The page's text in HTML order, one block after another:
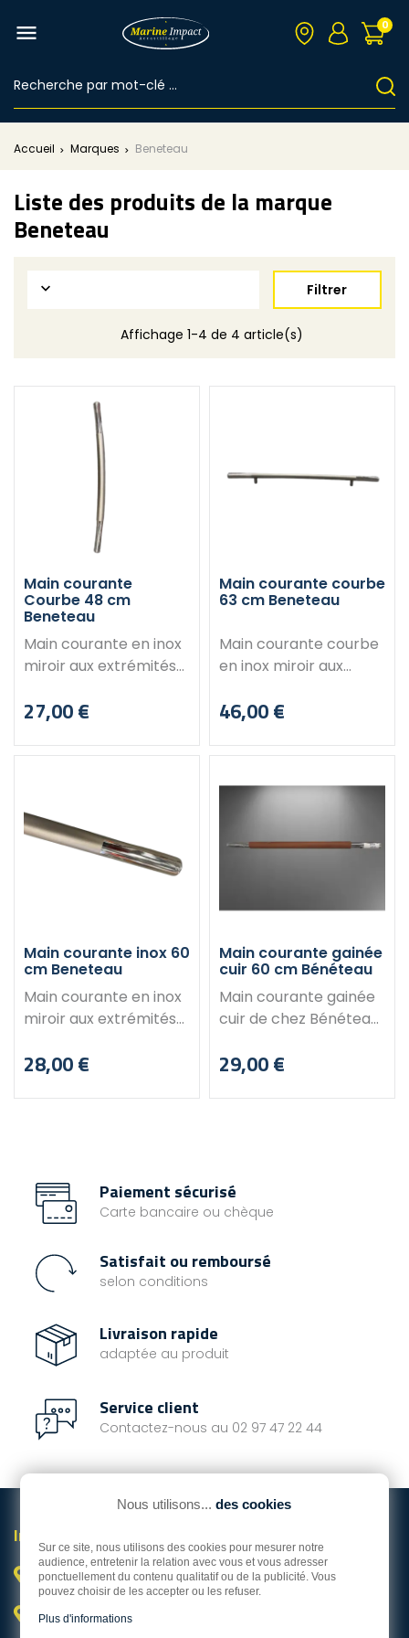
 0
Accueil Marques Beneteau
Liste des produits de la marque
Beneteau
 Filtrer
Affichage 1-4 de 4 article(s)
Main courante
Courbe 48 cm
Beneteau
Main courante en inox
miroir aux extrémités
trous de fixations.
48 cm Diamètre : 24
Prix
27,00 €
Main courante courbe
63 cm Beneteau
Main courante courbe
en inox miroir aux
centre. Produit
présenter quelques
Fabriquant : Beneteau
63 cm
Prix
46,00 €
Main courante inox 60
cm Beneteau
Main courante en inox
miroir aux extrémités
Fabriquant : Beneteau.
inclus : Support
de fixation
Prix
28,00 €
Main courante gainée
cuir 60 cm Bénéteau
Main courante gainée
cuir de chez Bénéteau.
et cuir. Idéal pour
Produit déclassé :
peut présenter
griffures, n'hésitez pas
: 60 cm Diamètre du
Prix
29,00 €
Paiement sécurisé
Carte bancaire ou chèque
Satisfait ou remboursé
selon conditions
Livraison rapide
adaptée au produit
Service client
Contactez-nous au 02 97 47 22 44
Informations
Vannes
Hors Bord Service Occasion
Nous utilisons... des cookies
Sur ce site, nous utilisons des cookies pour mesurer notre
audience, entretenir la relation avec vous et vous adresser
ponctuellement du contenu qualitatif ou de la publicité. Vous
pouvez choisir de les accepter ou les refuser.
Plus d'informations